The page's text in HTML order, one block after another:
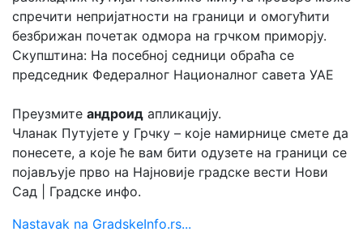
спречити непријатности на граници и омогућити
безбрижан почетак одмора на грчком приморју.
Скупштина: На посебној седници обраћа се
председник Федералног Националног савета УАЕ
Преузмите андроид апликацију.
Чланак Путујете у Грчку – које намирнице смете да
понесете, а које ће вам бити одузете на граници се
појављује прво на Најновије градске вести Нови
Сад | Градске инфо.
Nastavak na GradskeInfo.rs...